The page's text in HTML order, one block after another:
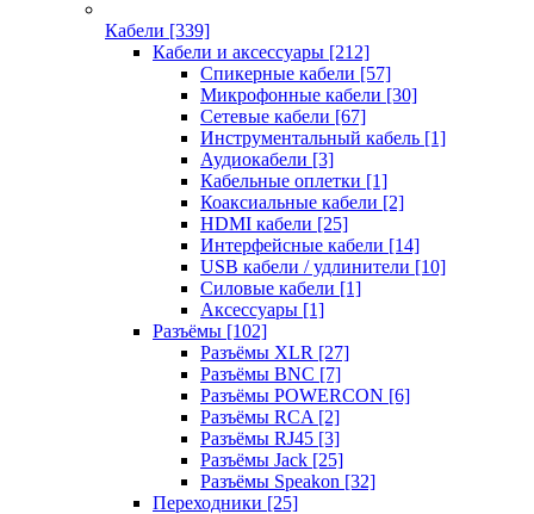
Кабели [339]
Кабели и аксессуары [212]
Спикерные кабели [57]
Микрофонные кабели [30]
Сетевые кабели [67]
Инструментальный кабель [1]
Аудиокабели [3]
Кабельные оплетки [1]
Коаксиальные кабели [2]
HDMI кабели [25]
Интерфейсные кабели [14]
USB кабели / удлинители [10]
Силовые кабели [1]
Аксессуары [1]
Разъёмы [102]
Разъёмы XLR [27]
Разъёмы BNC [7]
Разъёмы POWERCON [6]
Разъёмы RCA [2]
Разъёмы RJ45 [3]
Разъёмы Jack [25]
Разъёмы Speakon [32]
Переходники [25]